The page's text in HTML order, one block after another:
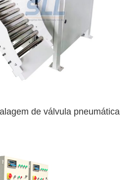
de válvula pneumática